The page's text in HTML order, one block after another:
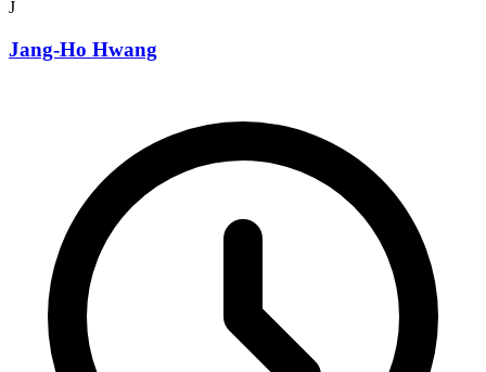
J
Jang-Ho Hwang